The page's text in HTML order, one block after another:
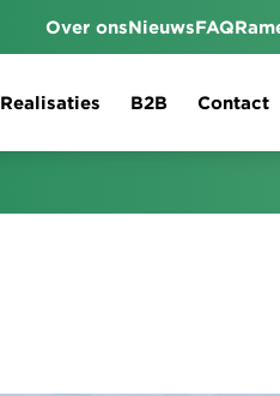
Over onsNieuwsFAQ
Realisaties B2B Contact